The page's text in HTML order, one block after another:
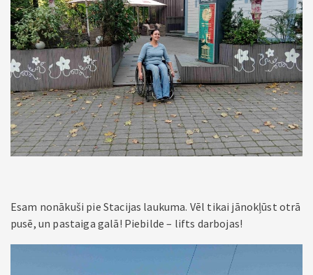
Esam nonākuši pie Stacijas laukuma. Vēl tikai jānokļūst otrā
pusē, un pastaiga galā! Piebilde – lifts darbojas!